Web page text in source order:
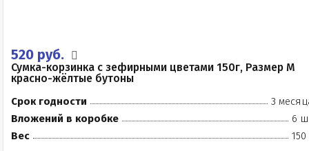
520 руб.
Сумка-корзинка с зефирными цветами 150г, Размер М
красно-жёлтые бутоны
Срок годности
3
Вложений в коробке
6
Вес
150